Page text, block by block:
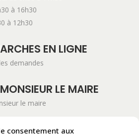
consentement aux
à 16h30
à 12h30
EN LIGNE
demandes
LE MAIRE
le maire
POSTALE